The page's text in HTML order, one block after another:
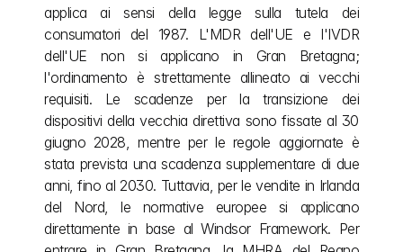
applica ai sensi della legge sulla tutela dei
consumatori del 1987. L'MDR dell'UE e l'IVDR
dell'UE non si applicano in Gran Bretagna;
l'ordinamento è strettamente allineato ai vecchi
requisiti. Le scadenze per la transizione dei
dispositivi della vecchia direttiva sono fissate al 30
giugno 2028, mentre per le regole aggiornate è
stata prevista una scadenza supplementare di due
anni, fino al 2030. Tuttavia, per le vendite in Irlanda
del Nord, le normative europee si applicano
direttamente in base al Windsor Framework. Per